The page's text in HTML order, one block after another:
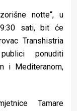
notte“, u
sati, bit će
Transhistria
ponuditi
i Mediteranom,
Tamare